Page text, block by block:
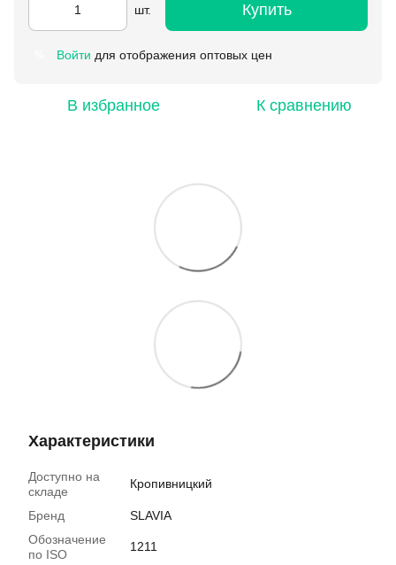
шт. Купить
Войти для отображения оптовых цен
В избранное К сравнению
Характеристики
Доступно на
складе
Кропивницкий
Бренд
SLAVIA
Обозначение
по ISO
1211